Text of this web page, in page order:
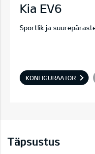
Kia EV6
Sportlik ja
KONFIGURAATOR
Täpsustus